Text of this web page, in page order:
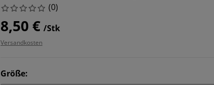
(0)
8,50 € /Stk
Versandkosten
Größe: